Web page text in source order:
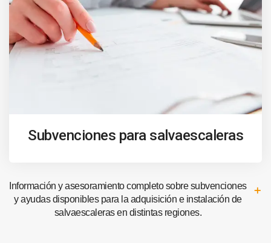
Subvenciones para salvaescaleras
Información y asesoramiento completo sobre subvenciones
y ayudas disponibles para la adquisición e instalación de
salvaescaleras en distintas regiones.